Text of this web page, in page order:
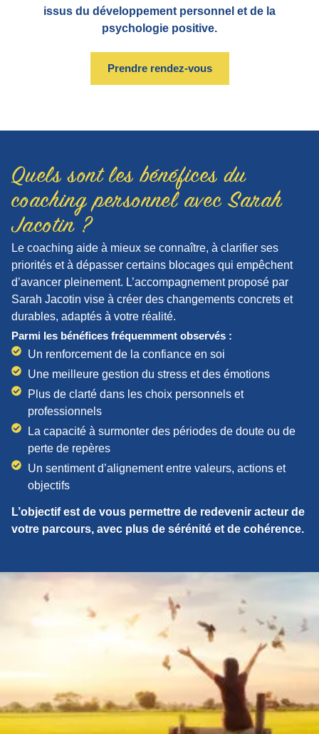
issus du développement personnel et de la
psychologie positive.
Prendre rendez-vous
Quels sont les bénéfices du
coaching personnel avec Sarah
Jacotin ?
Le coaching aide à mieux se connaître, à clarifier ses
priorités et à dépasser certains blocages qui empêchent
d’avancer pleinement. L’accompagnement proposé par
Sarah Jacotin vise à créer des changements concrets et
durables, adaptés à votre réalité.
Parmi les bénéfices fréquemment observés :
Un renforcement de la confiance en soi
Une meilleure gestion du stress et des émotions
Plus de clarté dans les choix personnels et
professionnels
La capacité à surmonter des périodes de doute ou de
perte de repères
Un sentiment d’alignement entre valeurs, actions et
objectifs
L’objectif est de vous permettre de redevenir acteur de
votre parcours, avec plus de sérénité et de cohérence.